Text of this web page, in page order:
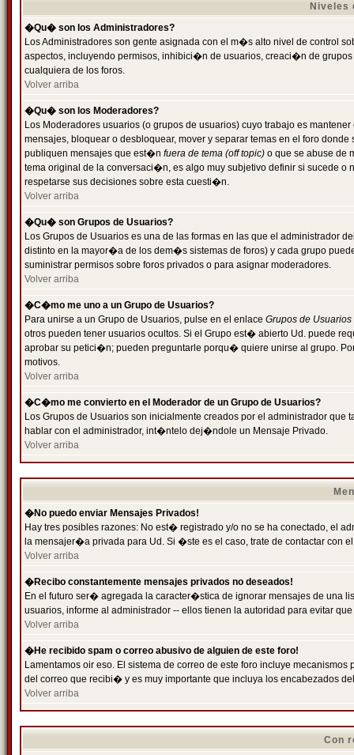
Niveles
�Qu� son los Administradores?
Los Administradores son gente asignada con el m�s alto nivel de control
aspectos, incluyendo permisos, inhibici�n de usuarios, creaci�n de
cualquiera de los foros.
Volver arriba
�Qu� son los Moderadores?
Los Moderadores usuarios (o grupos de usuarios) cuyo trabajo es
mensajes, bloquear o desbloquear, mover y separar temas en el foro
publiquen mensajes que est�n fuera de tema (off topic) o que se abuse de
tema original de la conversaci�n, es algo muy subjetivo definir si sucede
respetarse sus decisiones sobre esta cuesti�n.
Volver arriba
�Qu� son Grupos de Usuarios?
Los Grupos de Usuarios es una de las formas en las que el administrador
distinto en la mayor�a de los dem�s sistemas de foros) y cada grupo
suministrar permisos sobre foros privados o para asignar moderadores.
Volver arriba
�C�mo me uno a un Grupo de Usuarios?
Para unirse a un Grupo de Usuarios, pulse en el enlace Grupos de Usuarios
otros pueden tener usuarios ocultos. Si el Grupo est� abierto Ud. puede
aprobar su petici�n; pueden preguntarle porqu� quiere unirse al grupo.
motivos.
Volver arriba
�C�mo me convierto en el Moderador de un Grupo de Usuarios?
Los Grupos de Usuarios son inicialmente creados por el administrador
hablar con el administrador, int�ntelo dej�ndole un Mensaje Privado.
Volver arriba
�No puedo enviar Mensajes Privados!
Hay tres posibles razones: No est� registrado y/o no se ha conectado, el
la mensajer�a privada para Ud. Si �ste es el caso, trate de contactar con
Volver arriba
�Recibo constantemente mensajes privados no deseados!
En el futuro ser� agregada la caracter�stica de ignorar mensajes de una
usuarios, informe al administrador -- ellos tienen la autoridad para evitar
Volver arriba
�He recibido spam o correo abusivo de alguien de este foro!
Lamentamos oir eso. El sistema de correo de este foro incluye
del correo que recibi� y es muy importante que incluya los encabezados
Volver arriba
Con